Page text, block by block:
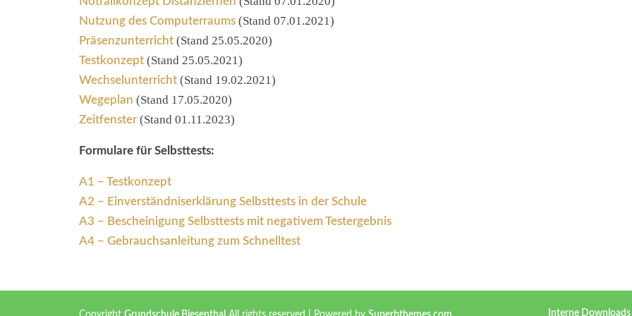
Nutzung des Computerraums (Stand 07.01.2021)
Präsenzunterricht (Stand 25.05.2020)
Testkonzept (Stand 25.05.2021)
Wechselunterricht (Stand 19.02.2021)
Wegeplan (Stand 17.05.2020)
Zeitfenster (Stand 01.11.2023)
Formulare für Selbsttests:
A1 – Testkonzept
A2 – Einverständniserklärung Selbsttests in der Schule
A3 – Bescheinigung Selbsttests mit negativem Testergebnis
A4 – Gebrauchsanleitung zum Schnelltest
Interne Downloads